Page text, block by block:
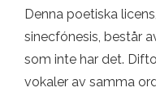
Denna poetiska
sinecfónesis, består
som inte har det.
vokaler av samma